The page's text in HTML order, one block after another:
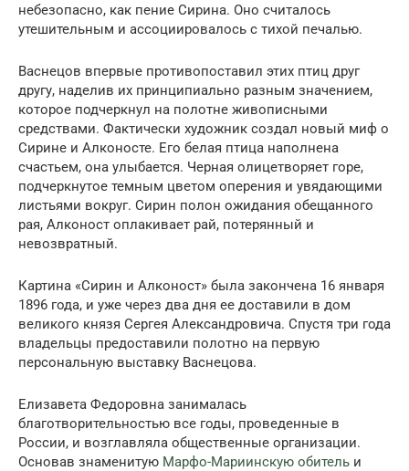
небезопасно, как пение Сирина. Оно считалось
утешительным и ассоциировалось с тихой печалью.
Васнецов впервые противопоставил этих птиц друг
другу, наделив их принципиально разным значением,
которое подчеркнул на полотне живописными
средствами. Фактически художник создал новый миф о
Сирине и Алконосте. Его белая птица наполнена
счастьем, она улыбается. Черная олицетворяет горе,
подчеркнутое темным цветом оперения и увядающими
листьями вокруг. Сирин полон ожидания обещанного
рая, Алконост оплакивает рай, потерянный и
невозвратный.
Картина «Сирин и Алконост» была закончена 16 января
1896 года, и уже через два дня ее доставили в дом
великого князя Сергея Александровича. Спустя три года
владельцы предоставили полотно на первую
персональную выставку Васнецова.
Елизавета Федоровна занималась
благотворительностью все годы, проведенные в
России, и возглавляла общественные организации.
Основав знаменитую Марфо-Мариинскую обитель и